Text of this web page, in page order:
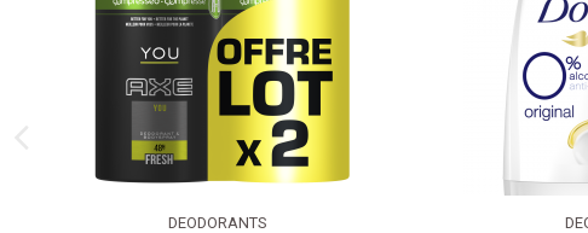
DEODORANTS